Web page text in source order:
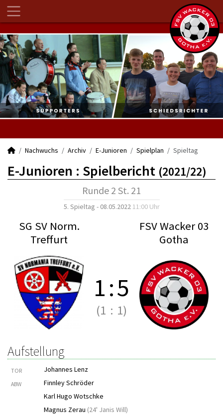
Nachwuchs Archiv E-Junioren Spielplan Spieltag
E-Junioren : Spielbericht (2021/22)
Runde 2 St. 21
5. Spieltag - 08.05.2022 11:00 Uhr
SG SV Norm.
Treffurt
FSV Wacker 03
Gotha
1:5
(1 : 1)
Aufstellung
TOR Johannes Lenz
ABW
Finnley Schröder
Karl Hugo Wotschke
Magnus Zerau (24' Janis Will)